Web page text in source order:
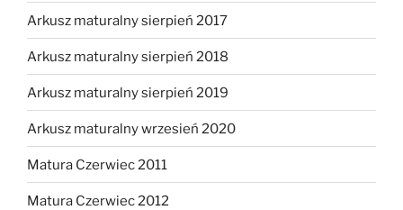
Arkusz maturalny sierpień 2017
Arkusz maturalny sierpień 2018
Arkusz maturalny sierpień 2019
Arkusz maturalny wrzesień 2020
Matura Czerwiec 2011
Matura Czerwiec 2012